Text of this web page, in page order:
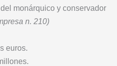
monárquico y conservador
n. 210)
euros.